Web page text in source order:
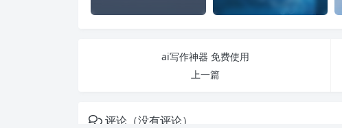
ai写作神器 免费使用
上一篇
评论（没有评论）